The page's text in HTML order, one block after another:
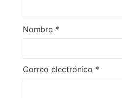
Nombre *
Correo electrónico *